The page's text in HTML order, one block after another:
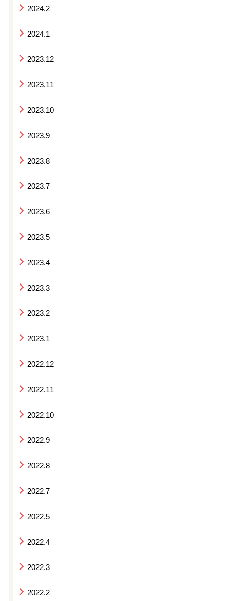
2024.2
2024.1
2023.12
2023.11
2023.10
2023.9
2023.8
2023.7
2023.6
2023.5
2023.4
2023.3
2023.2
2023.1
2022.12
2022.11
2022.10
2022.9
2022.8
2022.7
2022.5
2022.4
2022.3
2022.2